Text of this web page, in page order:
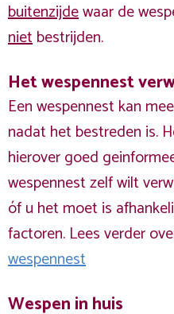
buitenzijdewaar de
nietbestrijden.
Het wespennest
Een wespennest kan
nadat het bestreden is.
hierover goed
wespennest zelf wilt
óf u het moet is
factoren. Lees verder
wespennest
Wespen in huis